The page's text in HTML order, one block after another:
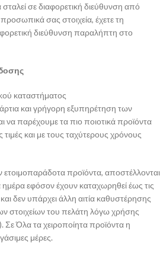
σε διαφορετική διεύθυνση από
σας στοιχεία, έχετε τη
διεύθυνση παραλήπτη στο
καταστήματος
και γρήγορη εξυπηρέτηση των
να παρέχουμε τα πιο ποιοτικά προϊόντα
και με τους ταχύτερους χρόνους
προϊόντα, αποστέλλονται
ημέρα εφόσον έχουν καταχωρηθεί έως τις
δεν υπάρχει άλλη αιτία καθυστέρησης
στοιχείων του πελάτη λόγω χρήσης
Όλα τα χειροποίητα προϊόντα η
μέρες.